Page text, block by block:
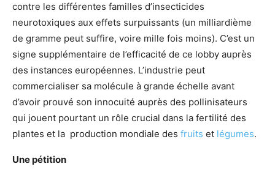
contre les différentes familles d’insecticides
neurotoxiques aux effets surpuissants (un milliardième
de gramme peut suffire, voire mille fois moins). C’est un
signe supplémentaire de l’efficacité de ce lobby auprès
des instances européennes. L’industrie peut
commercialiser sa molécule à grande échelle avant
d’avoir prouvé son innocuité auprès des pollinisateurs
qui jouent pourtant un rôle crucial dans la fertilité des
plantes et la production mondiale des fruits et légumes.
Une pétition